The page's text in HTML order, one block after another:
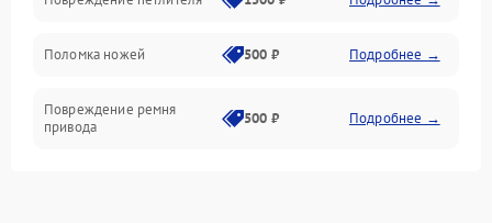
Поломка ножей 500 ₽ Подробнее →
Повреждение ремня
привода
500 ₽ Подробнее →